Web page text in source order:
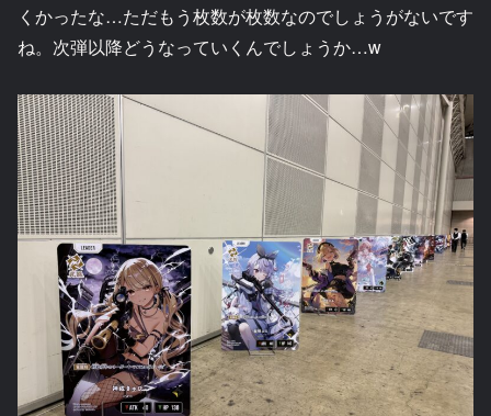
くかったな…ただもう枚数が枚数なのでしょうがないです
ね。次弾以降どうなっていくんでしょうか…w